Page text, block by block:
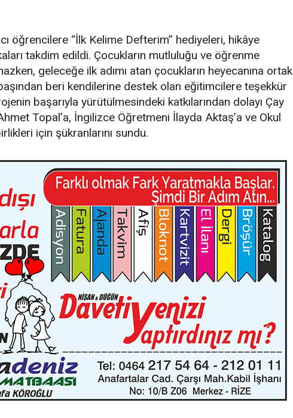
öğrencilere “İlk Kelime Defterim” hediyeleri, hikâye
takdim edildi. Çocukların mutluluğu ve öğrenme
geleceğe ilk adımı atan çocukların heyecanına ortak
beri kendilerine destek olan eğitimcilere teşekkür
başarıyla yürütülmesindeki katkılarından dolayı Çay
Topal’a, İngilizce Öğretmeni İlayda Aktaş’a ve Okul
için şükranlarını sundu.